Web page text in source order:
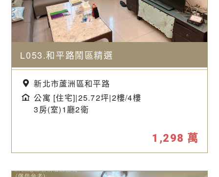
L053.和平路鬧區精選
新北市蘆洲區和平路
公寓 [住宅]|25.72坪|2樓/4樓
3房(室)1廳2衛
1,298 萬